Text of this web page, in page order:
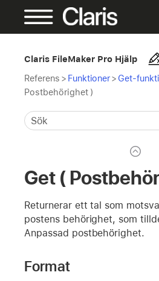
Claris FileMaker Pro Hjälp
Referens > Funktioner> Get-
Postbehörighet )
Get (
Returnerar ett tal som
postens behörighet, som
Anpassad postbehörighet.
Format